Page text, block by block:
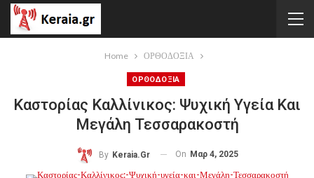
Home ΟΡΘΟΔΟΞΙΑ
ΟΡΘΟΔΟΞΙΑ
Καστορίας Καλλίνικος: Ψυχική Υγεία Και
Μεγάλη Τεσσαρακοστή
By Keraia.gr On Μαρ 4, 2025